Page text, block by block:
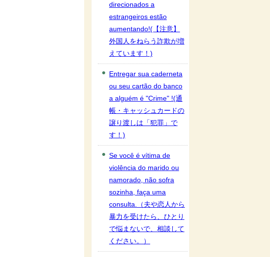
direcionados a
estrangeiros estão
aumentando!(【注意】
外国人をねらう詐欺が増
えています！)
Entregar sua caderneta
ou seu cartão do banco
a alguém é "Crime" !(通
帳・キャッシュカードの
譲り渡しは「犯罪」で
す！)
Se você é vítima de
violência do marido ou
namorado, não sofra
sozinha, faça uma
consulta.（夫や恋人から
暴力を受けたら、ひとり
で悩まないで、相談して
ください。）